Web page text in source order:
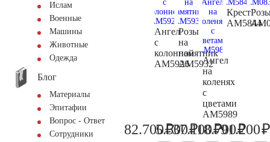
Ислам
Военные
Машины
Животные
Одежда
Блог
Материалы
Эпитафии
Вопрос - Ответ
Сотрудники
Ангел
с
колонной
AM5926
87.000
82.700₽
Розы
на
памятник
AM5932
5.800
5.500₽
Ангел
на
коленях
с
цветами
AM5989
39.000
37.100₽
Крест
AM5844
18.700₽
91.200₽